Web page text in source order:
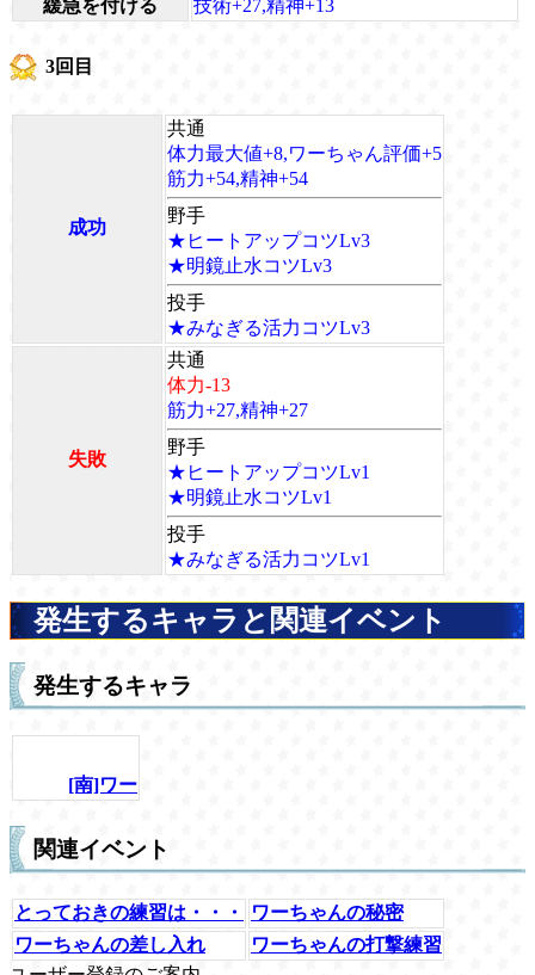
緩急を付ける 技術+27,精神+13
3回目
成功
共通
体力最大値+8,ワーちゃん評価+5
筋力+54,精神+54
野手
★ヒートアップコツLv3
★明鏡止水コツLv3
投手
★みなぎる活力コツLv3
失敗
共通
体力-13
筋力+27,精神+27
野手
★ヒートアップコツLv1
★明鏡止水コツLv1
投手
★みなぎる活力コツLv1
発生するキャラと関連イベント
発生するキャラ
[南]ワー
関連イベント
とっておきの練習は・・・
ワーちゃんの秘密
ワーちゃんの差し入れ
ワーちゃんの打撃練習